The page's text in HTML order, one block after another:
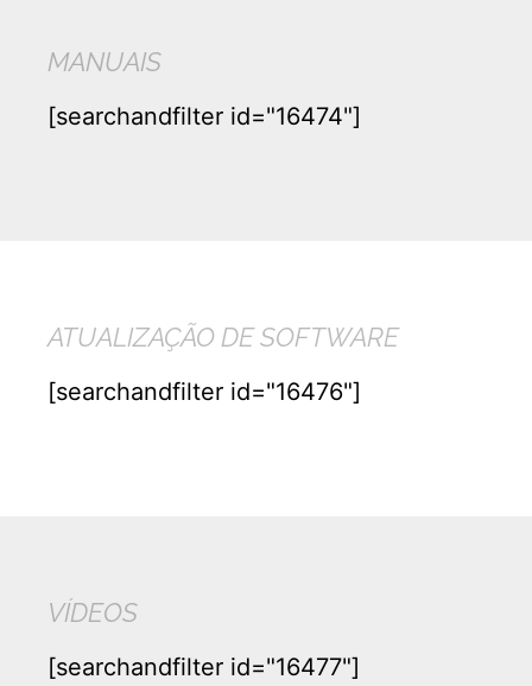
MANUAIS
[searchandfilter id="16474"]
ATUALIZAÇÃO DE SOFTWARE
[searchandfilter id="16476"]
VÍDEOS
[searchandfilter id="16477"]